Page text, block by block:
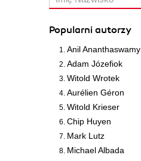
Popularni autorzy
Anil Ananthaswamy
Adam Józefiok
Witold Wrotek
Aurélien Géron
Witold Krieser
Chip Huyen
Mark Lutz
Michael Albada